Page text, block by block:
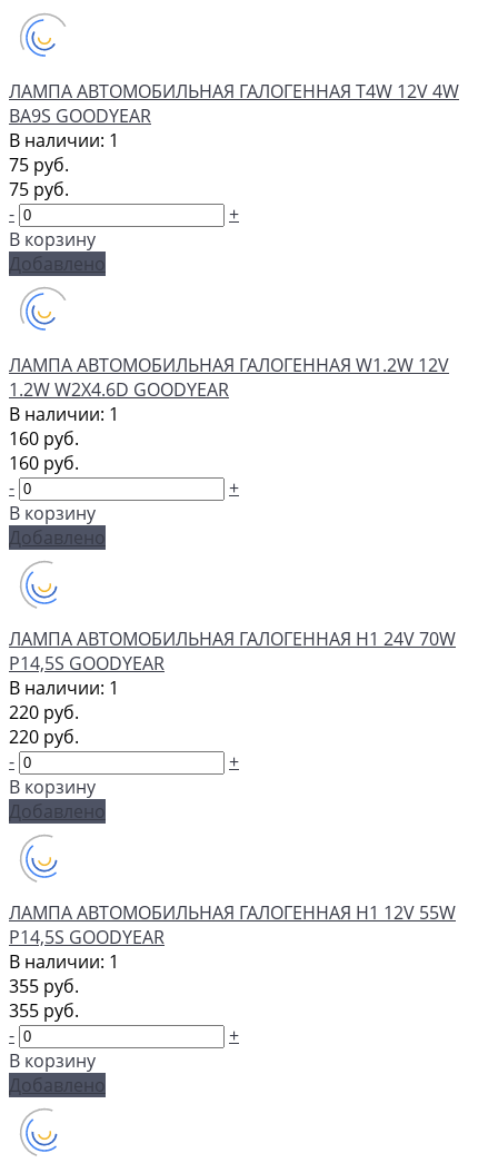
ЛАМПА АВТОМОБИЛЬНАЯ ГАЛОГЕННАЯ T4W 12V 4W
BA9S GOODYEAR
В наличии: 1
75 руб.
75 руб.
-
+
В корзину
Добавлено
ЛАМПА АВТОМОБИЛЬНАЯ ГАЛОГЕННАЯ W1.2W 12V
1.2W W2Х4.6D GOODYEAR
В наличии: 1
160 руб.
160 руб.
-
+
В корзину
Добавлено
ЛАМПА АВТОМОБИЛЬНАЯ ГАЛОГЕННАЯ H1 24V 70W
P14,5S GOODYEAR
В наличии: 1
220 руб.
220 руб.
-
+
В корзину
Добавлено
ЛАМПА АВТОМОБИЛЬНАЯ ГАЛОГЕННАЯ H1 12V 55W
P14,5S GOODYEAR
В наличии: 1
355 руб.
355 руб.
-
+
В корзину
Добавлено